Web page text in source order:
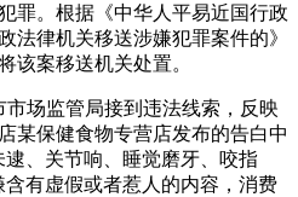
罪。根据《中华人平易近国行政
法律机关移送涉嫌犯罪案件的》
该案移送机关处置。
场监管局接到违法线索，反映
某保健食物专营店发布的告白中
、关节响、睡觉磨牙、咬指
有虚假或者惹人的内容，消费